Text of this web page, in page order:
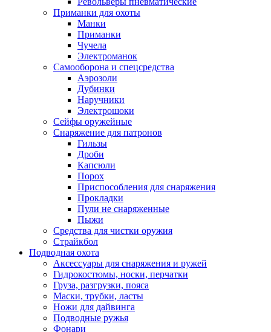
Приманки для охоты
Манки
Приманки
Чучела
Электроманок
Самооборона и спецсредства
Аэрозоли
Дубинки
Наручники
Электрошоки
Сейфы оружейные
Снаряжение для патронов
Гильзы
Дроби
Капсюли
Порох
Приспособления для снаряжения
Прокладки
Пули не снаряженные
Пыжи
Средства для чистки оружия
Страйкбол
Подводная охота
Аксессуары для снаряжения и ружей
Гидрокостюмы, носки, перчатки
Груза, разгрузки, пояса
Маски, трубки, ласты
Ножи для дайвинга
Подводные ружья
Фонари